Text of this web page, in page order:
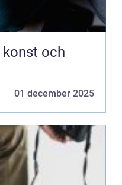
och
01 december 2025